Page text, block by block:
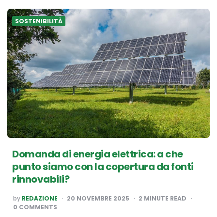
SOSTENIBILITÀ
Domanda di energia elettrica: a che
punto siamo con la copertura da fonti
rinnovabili?
POSTED
BY
by REDAZIONE 20 NOVEMBRE 2025 2 MINUTE READ
0 COMMENTS